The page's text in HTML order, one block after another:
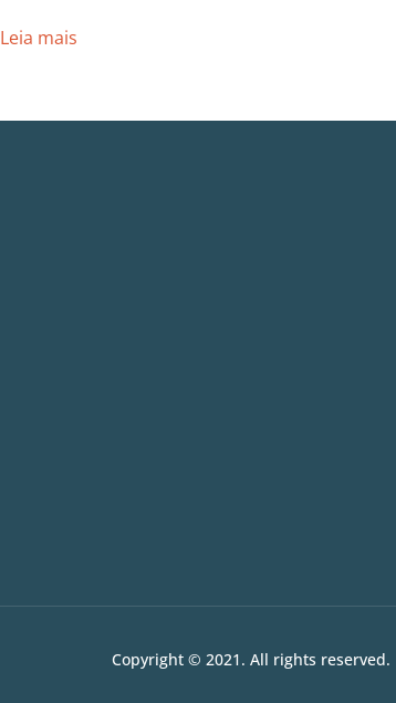
Leia mais
Copyright © 2021. All rights reserved.